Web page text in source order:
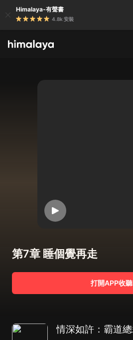
Himalaya-有聲書
4.8k 安裝
第7章 睡個覺再走
打開APP收聽